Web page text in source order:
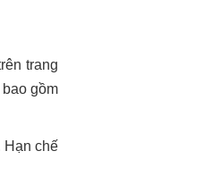
trang
gồm
Hạn chế